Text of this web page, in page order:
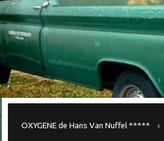
OXYGENE de Hans Van Nuffel *****